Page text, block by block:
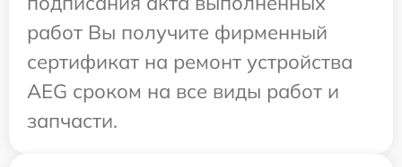
работ Вы получите фирменный
сертификат на ремонт устройства
AEG сроком на все виды работ и
запчасти.